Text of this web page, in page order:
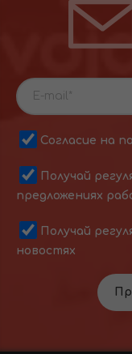
Согласие на
Получай
предложениях
Получай
новостях